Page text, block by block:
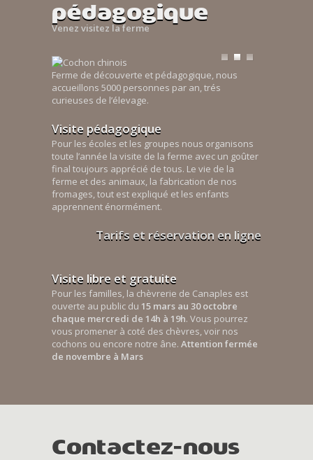
pédagogique
Venez visitez la ferme
Ferme de découverte et pédagogique, nous
accueillons 5000 personnes par an, trés
curieuses de l’élevage.
Visite pédagogique
Pour les écoles et les groupes nous organisons
toute l’année la visite de la ferme avec un goûter
final toujours apprécié de tous. Le vie de la
ferme et des animaux, la fabrication de nos
fromages, tout est expliqué et les enfants
apprennent énormément.
Tarifs et réservation en ligne
Visite libre et gratuite
Pour les familles, la chèvrerie de Canaples est
ouverte au public du 15 mars au 30 octobre
chaque mercredi de 14h à 19h. Vous pourrez
vous promener à coté des chèvres, voir nos
cochons ou encore notre âne. Attention fermée
de novembre à Mars
Contactez-nous